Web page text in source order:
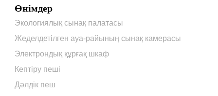
Өнімдер
Экологиялық сынақ палатасы
Жеделдетілген ауа-райының сынақ камерасы
Электрондық құрғақ шкаф
Кептіру пеші
Дәлдік пеш